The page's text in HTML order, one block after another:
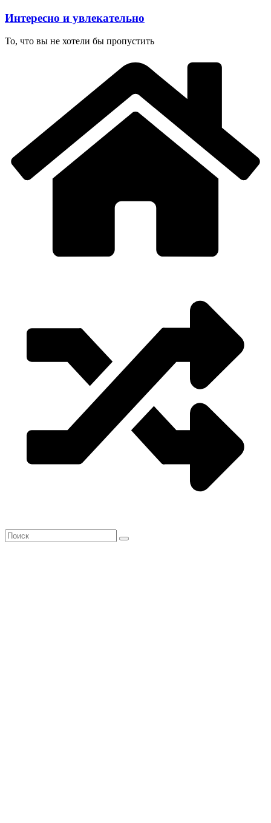
Перейти
содержимому
Интересно и увлекательно
То, что вы не хотели бы пропустить